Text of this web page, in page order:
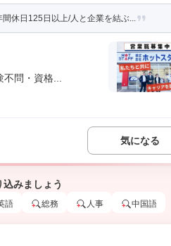
休日125日以上/人と企業を結ぶ...
問・資格...
気になる
みましょう
語 総務 人事 中国語